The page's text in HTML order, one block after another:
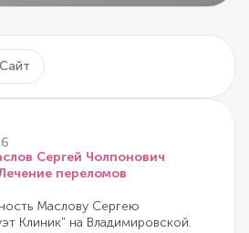
Сайт
Сергей Чолпонович
переломов
Маслову Сергею
Клиник" на Владимировской.